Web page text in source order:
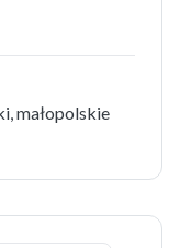
małopolskie